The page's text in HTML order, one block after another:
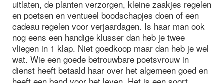
uitlaten, de planten verzorgen, kleine zaakjes regelen
en poetsen en ventueel boodschapjes doen of een
cadeau regelen voor verjaardagen. Is haar man ook
nog eens een handige klusser dan heb je twee
vliegen in 1 klap. Niet goedkoop maar dan heb je wel
wat. Wie een goede betrouwbare poetsvrouw in
dienst heeft betaald haar over het algemeen goed en